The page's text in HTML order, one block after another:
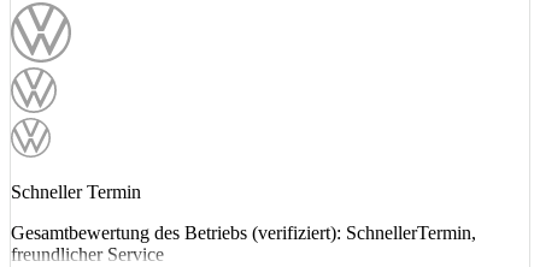
Schneller Termin
Gesamtbewertung des Betriebs (verifiziert): SchnellerTermin,
freundlicher Service